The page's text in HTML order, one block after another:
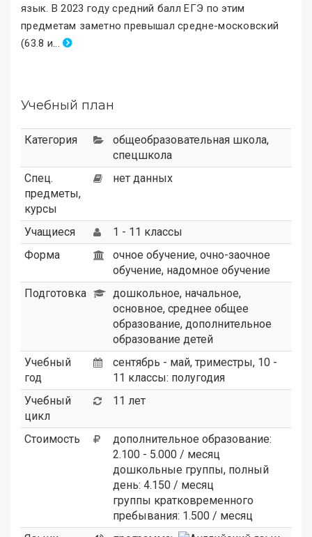
язык. В 2023 году средний балл ЕГЭ по этим
предметам заметно превышал средне-московский
(63.8 и...
Учебный план
Категория общеобразовательная школа,
спецшкола
Спец.
предметы,
курсы
нет данных
Учащиеся
1 - 11 классы
Форма
очное обучение, очно-заочное
обучение, надомное обучение
Подготовка
дошкольное, начальное,
основное, среднее общее
образование, дополнительное
образование детей
Учебный
год
сентябрь - май, триместры, 10 -
11 классы: полугодия
Учебный
цикл
11 лет
Стоимость
дополнительное образование:
2.100 - 5.000 / месяц
дошкольные группы, полный
день: 4.150 / месяц
группы кратковременного
пребывания: 1.500 / месяц